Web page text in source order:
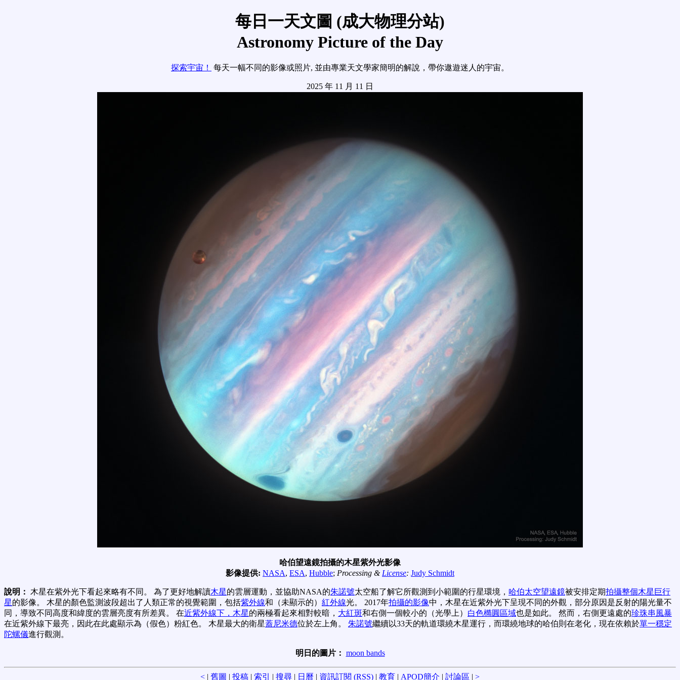
每日一天文圖 (成大物理分站)
Astronomy Picture of the Day
探索宇宙！ 每天一幅不同的影像或照片, 並由專業天文學家簡明的解說，帶你遨遊迷人的宇宙。
2025 年 11 月 11 日
哈伯望遠鏡拍攝的木星紫外光影像
影像提供: NASA, ESA, Hubble; Processing & License: Judy Schmidt
說明： 木星在紫外光下看起來略有不同。 為了更好地解讀木星的雲層運動，並協助NASA的朱諾號太空船了解它所觀測到小範圍的行星環境， 哈伯太空望遠鏡被安排定期拍攝整個木星巨行
星的影像。 木星的顏色監測波段超出了人類正常的視覺範圍，包括紫外線和（未顯示的） 紅外線光。 2017年拍攝的影像中，木星在近紫外光下呈現不同的外觀，部分原因是反射的陽光量不
同，導致不同高度和緯度的雲層亮度有所差異。 在近紫外線下，木星的兩極看起來相對較暗， 大紅斑和右側一個較小的（光學上） 白色橢圓區域也是如此。 然而，右側更遠處的珍珠串風暴
在近紫外線下最亮，因此在此處顯示為（假色）粉紅色。 木星最大的衛星蓋尼米德位於左上角。 朱諾號繼續以33天的軌道環繞木星運行，而環繞地球的哈伯則在老化，現在依賴於單一穩定
陀螺儀進行觀測。
明日的圖片： moon bands
< | 舊圖 | 投稿 | 索引 | 搜尋 | 日曆 | 資訊訂閱 (RSS) | 教育 | APOD簡介 | 討論區 | >